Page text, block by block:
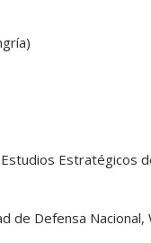
Estratégicos
Defensa Nacional,